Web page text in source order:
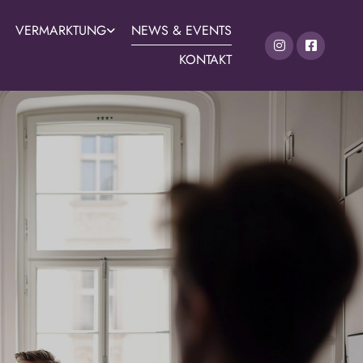
VERMARKTUNG
NEWS & EVENTS
KONTAKT